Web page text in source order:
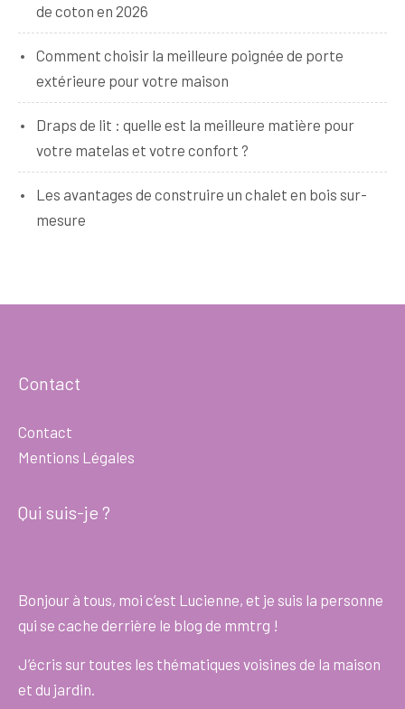
de coton en 2026
Comment choisir la meilleure poignée de porte
extérieure pour votre maison
Draps de lit : quelle est la meilleure matière pour
votre matelas et votre confort ?
Les avantages de construire un chalet en bois sur-
mesure
Contact
Contact
Mentions Légales
Qui suis-je ?
Bonjour à tous, moi c’est Lucienne, et je suis la personne
qui se cache derrière le blog de mmtrg !
J’écris sur toutes les thématiques voisines de la maison
et du jardin.